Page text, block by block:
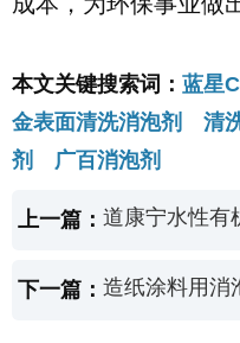
本文关键搜索词： 蓝星
金表面清洗消泡剂 清
剂 广百消泡剂
上一篇：
下一篇：